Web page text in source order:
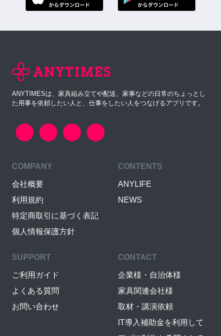
ANYTIMESは、家具組み立てや配送、家事などの日常のちょっとし
た用事を依頼したい人と、仕事をしたい人をつなげるアプリです。
COMPANY
会社概要
利用規約
特定商取引に基づく表記
個人情報保護方針
CONTENTS
ANYLIFE
NEWS
SUPPORT
ご利用ガイド
よくある質問
お問い合わせ
CONTACT
企業様・自治体様
家具関連会社様
取材・講演依頼
IT導入補助金を利用して